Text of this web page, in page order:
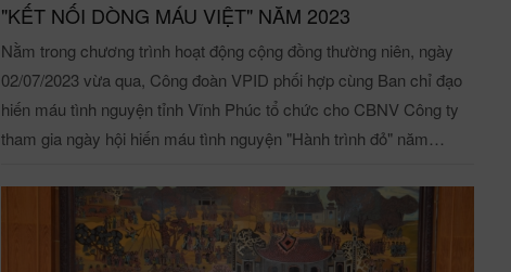
"KẾT NỐI DÒNG MÁU VIỆT" NĂM 2023
Nằm trong chương trình hoạt động cộng đồng thường niên, ngày
02/07/2023 vừa qua, Công đoàn VPID phối hợp cùng Ban chỉ đạo
hiến máu tình nguyện tỉnh Vĩnh Phúc tổ chức cho CBNV Công ty
tham gia ngày hội hiến máu tình nguyện "Hành trình đỏ" năm
tương thân tương ái. Quan tâm tham dự chương trình có các đồng
chí: Lê Duy Thành, Phó Bí thư Tỉnh uỷ, Chủ tịch UBND tỉnh Vĩnh
Phúc; đồng chí Vũ Việt Văn, Ủy viên Ban Thường vụ Tỉnh ủy, Phó